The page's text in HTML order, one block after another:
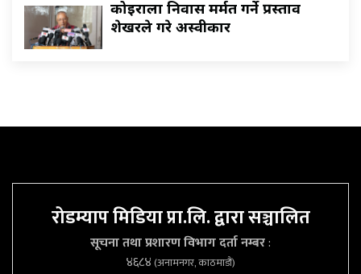
कोइराला निवास मर्मत गर्ने प्रस्ताव
शेखरले गरे अस्वीकार
रोडम्याप मिडिया प्रा.लि. द्वारा सञ्चालित
सूचना तथा प्रशारण विभाग दर्ता नम्बर:
४६८४(अनामनगर, काठमाडौं)